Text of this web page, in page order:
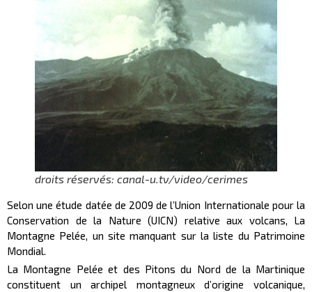
droits réservés: canal-u.tv/video/cerimes
Selon une étude datée de 2009 de l’Union Internationale pour la
Conservation de la Nature (UICN) relative aux volcans, La
Montagne Pelée, un site manquant sur la liste du Patrimoine
Mondial.
La Montagne Pelée et des Pitons du Nord de la Martinique
constituent un archipel montagneux d’origine volcanique,